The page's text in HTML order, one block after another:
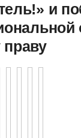
и
праву